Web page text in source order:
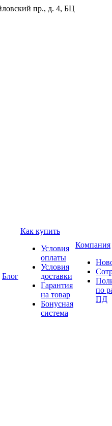
пр., д. 4, БЦ
Блог
Как купить
Условия
оплаты
Условия
доставки
Гарантия
на товар
Бонусная
система
Компания
по
ПД